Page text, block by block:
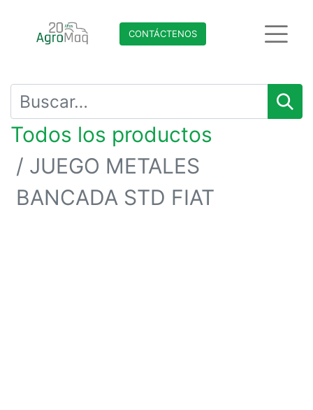
CONTÁCTENO​​​​S
Todos los productos
JUEGO METALES
BANCADA STD FIAT